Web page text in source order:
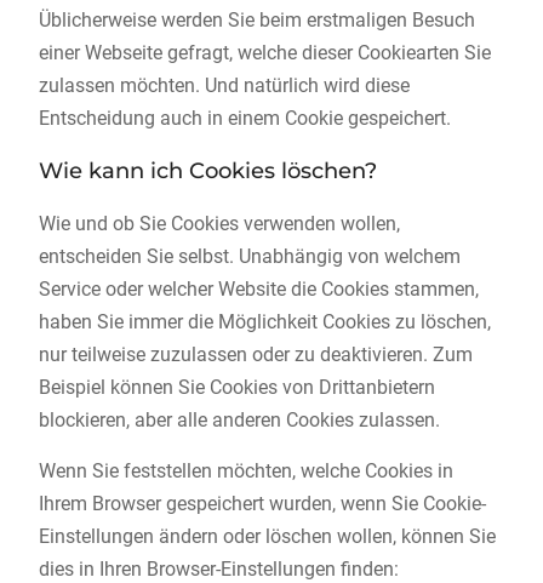
Üblicherweise werden Sie beim erstmaligen Besuch
einer Webseite gefragt, welche dieser Cookiearten Sie
zulassen möchten. Und natürlich wird diese
Entscheidung auch in einem Cookie gespeichert.
Wie kann ich Cookies löschen?
Wie und ob Sie Cookies verwenden wollen,
entscheiden Sie selbst. Unabhängig von welchem
Service oder welcher Website die Cookies stammen,
haben Sie immer die Möglichkeit Cookies zu löschen,
nur teilweise zuzulassen oder zu deaktivieren. Zum
Beispiel können Sie Cookies von Drittanbietern
blockieren, aber alle anderen Cookies zulassen.
Wenn Sie feststellen möchten, welche Cookies in
Ihrem Browser gespeichert wurden, wenn Sie Cookie-
Einstellungen ändern oder löschen wollen, können Sie
dies in Ihren Browser-Einstellungen finden: